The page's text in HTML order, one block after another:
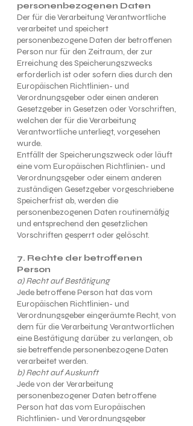
personenbezogenen Daten
Der für die Verarbeitung Verantwortliche
verarbeitet und speichert
personenbezogene Daten der betroffenen
Person nur für den Zeitraum, der zur
Erreichung des Speicherungszwecks
erforderlich ist oder sofern dies durch den
Europäischen Richtlinien- und
Verordnungsgeber oder einen anderen
Gesetzgeber in Gesetzen oder Vorschriften,
welchen der für die Verarbeitung
Verantwortliche unterliegt, vorgesehen
wurde.
Entfällt der Speicherungszweck oder läuft
eine vom Europäischen Richtlinien- und
Verordnungsgeber oder einem anderen
zuständigen Gesetzgeber vorgeschriebene
Speicherfrist ab, werden die
personenbezogenen Daten routinemäßig
und entsprechend den gesetzlichen
Vorschriften gesperrt oder gelöscht.
7. Rechte der betroffenen
Person
a) Recht auf Bestätigung
Jede betroffene Person hat das vom
Europäischen Richtlinien- und
Verordnungsgeber eingeräumte Recht, von
dem für die Verarbeitung Verantwortlichen
eine Bestätigung darüber zu verlangen, ob
sie betreffende personenbezogene Daten
verarbeitet werden.
b) Recht auf Auskunft
Jede von der Verarbeitung
personenbezogener Daten betroffene
Person hat das vom Europäischen
Richtlinien- und Verordnungsgeber